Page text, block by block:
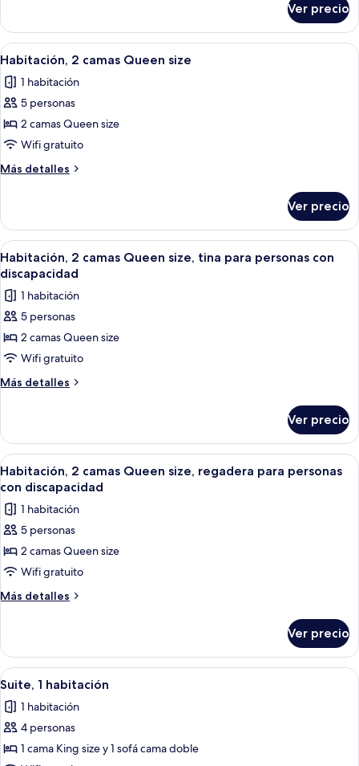
regadera
para
personas
con
discapacidad
1
cama
King
regadera
para
con
discapacidad
Ver precio
Abrir
todas
las
fotos
de
Habitación,
2
camas
size
Habitación de hotel con dos camas,
6
Habitación, 2 camas Queen size
1 habitación
5 personas
2 camas Queen size
Wifi gratuito
Más detalles
Más
2
camas
Queen
size
Ver precio
Abrir
todas
las
fotos
de
Habitación,
2
camas
tina
para
personas
con
discapacidad
Habitación de hotel con dos camas,
6
Habitación, 2 camas Queen size, tina para personas con
discapacidad
1 habitación
5 personas
2 camas Queen size
Wifi gratuito
Más detalles
Más
2
camas
Queen
size,
para
personas
discapacidad
Ver precio
Abrir
todas
las
fotos
de
Habitación,
2
camas
regadera
para
personas
con
discapacidad
Habitación de hotel con dos camas,
6
Habitación, 2 camas Queen size, regadera para personas
con discapacidad
1 habitación
5 personas
2 camas Queen size
Wifi gratuito
Más detalles
Más
2
camas
Queen
regadera
para
con
Ver precio
Abrir
todas
las
fotos
de
Una sala moderna con sofá,
4
Suite, 1 habitación
1 habitación
4 personas
1 cama King size y 1 sofá cama doble